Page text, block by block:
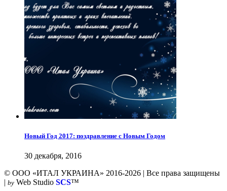
Новый Год 2017: поздравление с Новым Годом
30 декабря, 2016
© ООО «ИТАЛ УКРАИНА» 2016-2026 | Все права защищены
| by Web Studio SCS™